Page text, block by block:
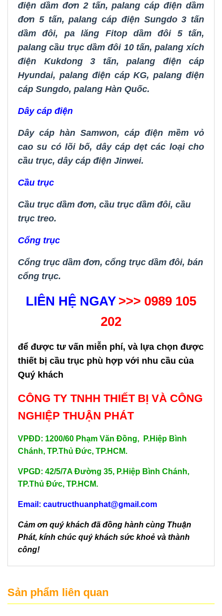
điện dầm đơn 2 tấn, palang cáp điện dầm
đơn 5 tấn, palang cáp điện Sungdo 3 tấn
dầm đôi, pa lăng Fitop dầm đôi 5 tấn,
palang cầu trục dầm đôi 10 tấn,palang xích
điện Kukdong 3 tấn, palang điện cáp
Hyundai, palang điện cáp KG,palang điện
cáp Sungdo, palang Hàn Quốc.
Dây cáp điện
Dây cáp hàn Samwon, cáp điện mềm vỏ
cao su có lõi bố, dây cáp dẹt các loại cho
cầu trục, dây cáp điện Jinwei.
Cầu trục
Cầu trục dầm đơn, cầu trục dầm đôi, cầu
trục treo.
Cổng trục
Cổng trục dầm đơn, cổng trục dầm đôi, bán
cổng trục.
LIÊN HỆ NGAY >>> 0989 105
202
để được tư vấn miễn phí, và lựa chọn được
thiết bị cầu trục phù hợp với nhu cầu của
Quý khách
CÔNG TY TNHH THIẾT BỊ VÀ CÔNG
NGHIỆP THUẬN PHÁT
VPĐD: 1200/60 Phạm Văn Đồng, P.Hiệp Bình
Chánh, TP.Thủ Đức, TP.HCM.
VPGD: 42/5/7A Đường 35, P.Hiệp Bình Chánh,
TP.Thủ Đức, TP.HCM.
Email: cautructhuanphat@gmail.com
Cảm ơn quý khách đã đồng hành cùng Thuận
Phát, kính chúc quý khách sức khoẻ và thành
công!
Sản phẩm liên quan